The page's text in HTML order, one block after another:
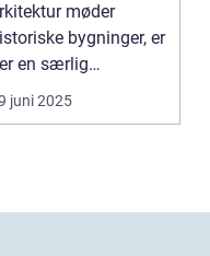
møder
bygninger, er
en særlig
juni 2025